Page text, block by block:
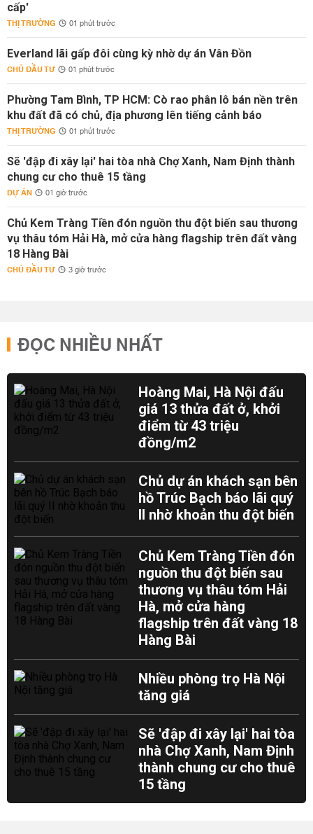
cấp'
THỊ TRƯỜNG 01 phút trước
Everland lãi gấp đôi cùng kỳ nhờ dự án Vân Đồn
CHỦ ĐẦU TƯ 01 phút trước
Phường Tam Bình, TP HCM: Cò rao phân lô bán nền trên
khu đất đã có chủ, địa phương lên tiếng cảnh báo
THỊ TRƯỜNG 01 phút trước
Sẽ 'đập đi xây lại' hai tòa nhà Chợ Xanh, Nam Định thành
chung cư cho thuê 15 tầng
DỰ ÁN 01 giờ trước
Chủ Kem Tràng Tiền đón nguồn thu đột biến sau thương
vụ thâu tóm Hải Hà, mở cửa hàng flagship trên đất vàng
18 Hàng Bài
CHỦ ĐẦU TƯ 3 giờ trước
ĐỌC NHIỀU NHẤT
Hoàng Mai, Hà Nội đấu
giá 13 thửa đất ở, khởi
điểm từ 43 triệu
đồng/m2
Chủ dự án khách sạn bên
hồ Trúc Bạch báo lãi quý
II nhờ khoản thu đột biến
Chủ Kem Tràng Tiền đón
nguồn thu đột biến sau
thương vụ thâu tóm Hải
Hà, mở cửa hàng
flagship trên đất vàng 18
Hàng Bài
Nhiều phòng trọ Hà Nội
tăng giá
Sẽ 'đập đi xây lại' hai tòa
nhà Chợ Xanh, Nam Định
thành chung cư cho thuê
15 tầng